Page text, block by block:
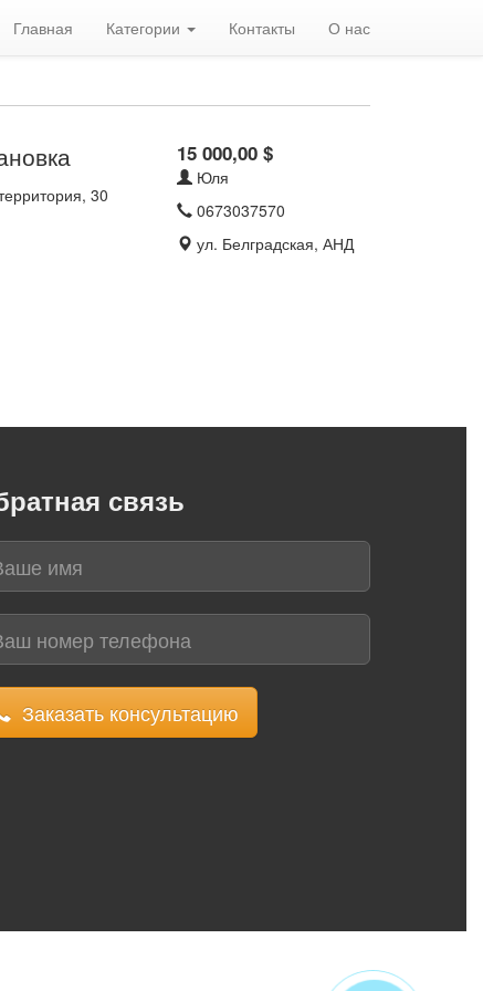
Главная Категории Контакты О нас
30
15 000,00 $
Юля
0673037570
ул. Белградская, АНД
связь
Заказать консультацию